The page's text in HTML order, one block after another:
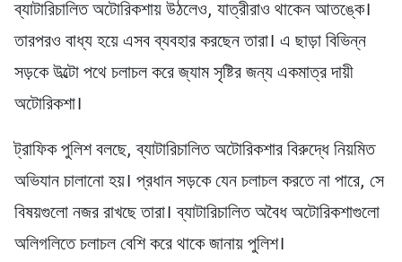
ব্যাটারিচালিত অটোরিকশায় উঠলেও, যাত্রীরাও থাকেন আতঙ্কে।
তারপরও বাধ্য হয়ে এসব ব্যবহার করছেন তারা। এ ছাড়া বিভিন্ন
সড়কে উল্টো পথে চলাচল করে জ্যাম সৃষ্টির জন্য একমাত্র দায়ী
অটোরিকশা।
ট্রাফিক পুলিশ বলছে, ব্যাটারিচালিত অটোরিকশার বিরুদ্ধে নিয়মিত
অভিযান চালানো হয়। প্রধান সড়কে যেন চলাচল করতে না পারে, সে
বিষয়গুলো নজর রাখছে তারা। ব্যাটারিচালিত অবৈধ অটোরিকশাগুলো
অলিগলিতে চলাচল বেশি করে থাকে জানায় পুলিশ।